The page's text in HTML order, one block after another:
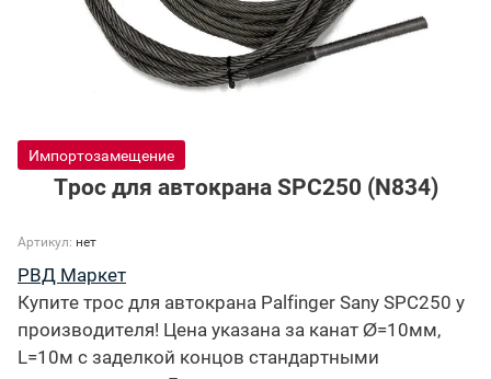
Импортозамещение
Трос для автокрана SPC250 (N834)
Артикул: нет
РВД Маркет
Купите трос для автокрана Palfinger Sany SPC250 у
производителя! Цена указана за канат Ø=10мм,
L=10м с заделкой концов стандартными